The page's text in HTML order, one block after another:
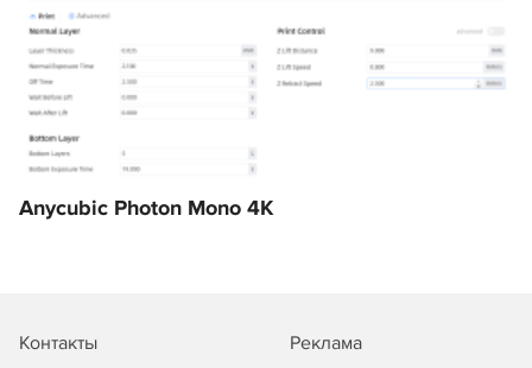
Anycubic Photon Mono 4K
Контакты Реклама